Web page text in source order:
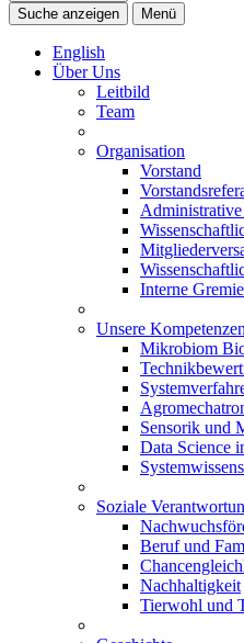
Suche anzeigen
Menü
English
Über Uns
Leitbild
Team
Organisation
Vorstand
Interne
Unsere Kompetenzen
Mikrobiom
Sensorik und
Data Science
Soziale
Beruf und
Nachhaltigkeit
Tierwohl und